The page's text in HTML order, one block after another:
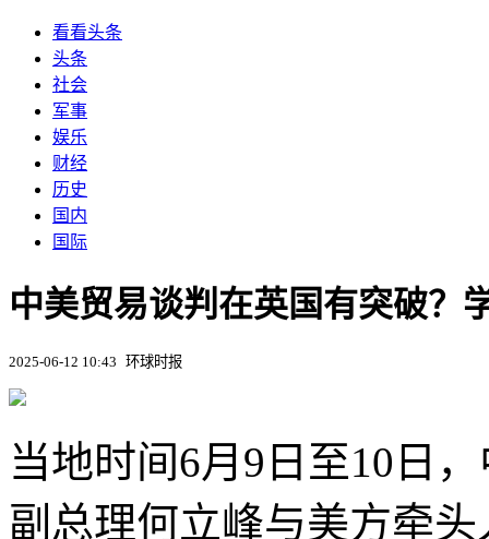
看看头条
头条
社会
军事
娱乐
财经
历史
国内
国际
中美贸易谈判在英国有突破？
2025-06-12 10:43 环球时报
当地时间6月9日至10日
副总理何立峰与美方牵